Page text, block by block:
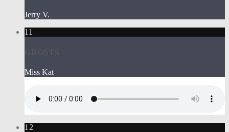
Jerry V.
11
GHOSTS
Miss Kat
12